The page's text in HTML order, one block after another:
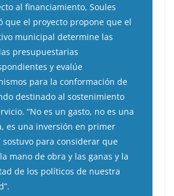
al financiamiento, Soules
que el proyecto propone que el
municipal determine las
presupuestarias
y evalúe
para la conformación de
destinado al sostenimiento
“No es un gasto, no es una
es una inversión en primer
sostuvo para considerar que
mano de obra y las ganas y la
de los políticos de nuestra